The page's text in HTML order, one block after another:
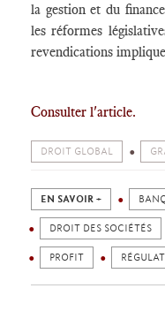
la gestion et du
les réformes
revendications
Consulter l'article.
DROIT GLOBAL
EN SAVOIR +
DROIT DES SOCIÉTÉS
PROFIT